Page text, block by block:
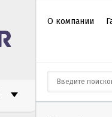
О компании